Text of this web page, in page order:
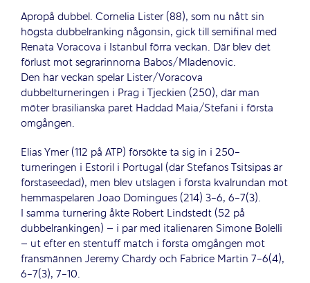
Apropå dubbel. Cornelia Lister (88), som nu nått sin
högsta dubbelranking någonsin, gick till semifinal med
Renata Voracova i Istanbul förra veckan. Där blev det
förlust mot segrarinnorna Babos/Mladenovic.
Den här veckan spelar Lister/Voracova
dubbelturneringen i Prag i Tjeckien (250), där man
möter brasilianska paret Haddad Maia/Stefani i första
omgången.
Elias Ymer (112 på ATP) försökte ta sig in i 250-
turneringen i Estoril i Portugal (där Stefanos Tsitsipas är
förstaseedad), men blev utslagen i första kvalrundan mot
hemmaspelaren Joao Domingues (214) 3-6, 6-7(3).
I samma turnering åkte Robert Lindstedt (52 på
dubbelrankingen) – i par med italienaren Simone Bolelli
– ut efter en stentuff match i första omgången mot
fransmännen Jeremy Chardy och Fabrice Martin 7-6(4),
6-7(3), 7-10.